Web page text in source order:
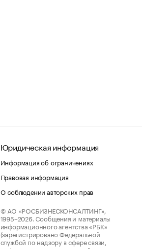
Юридическая информация
Информация об ограничениях
Правовая информация
О соблюдении авторских прав
© АО «РОСБИЗНЕСКОНСАЛТИНГ»,
1995–2026. Сообщения и материалы
информационного агентства «РБК»
(зарегистрировано Федеральной
службой по надзору в сфере связи,